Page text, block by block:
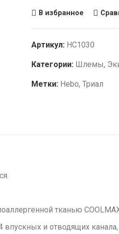
В избранное
Артикул: HC1030
Категории: Шлемы,
Метки: Hebo, Триал
тканью
и отводящих